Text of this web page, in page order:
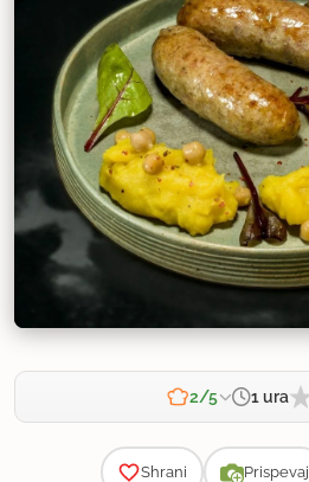
2/5 1 ura
Shrani Prispevaj